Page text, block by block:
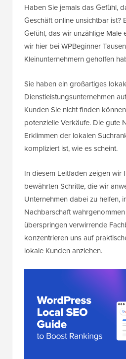
Haben Sie jemals das Gefühl,
Geschäft online unsichtbar ist?
Gefühl, das wir unzählige Male
wir hier bei WPBeginner
Kleinunternehmern geholfen
Sie haben ein großartiges
Dienstleistungsunternehmen
Kunden Sie nicht finden
potenzielle Verkäufe. Die gute
Erklimmen der lokalen
kompliziert ist, wie es scheint.
In diesem Leitfaden zeigen wir
bewährten Schritte, die wir
Unternehmen dabei zu helfen,
Nachbarschaft
überspringen verwirrende
konzentrieren uns auf
lokale Kunden anziehen.